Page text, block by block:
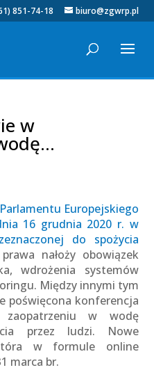
851-74-18 biuro@zgwrp.pl
w
Parlamentu Europejskiego
16 grudnia 2020 r. w
do spożycia
nałoży obowiązek
wdrożenia systemów
Między innymi tym
poświęcona konferencja
zaopatrzeniu w wodę
przez ludzi. Nowe
w formule online
marca br.